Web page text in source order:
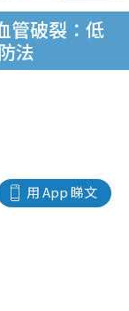
管破裂：低
法
用 App 睇文